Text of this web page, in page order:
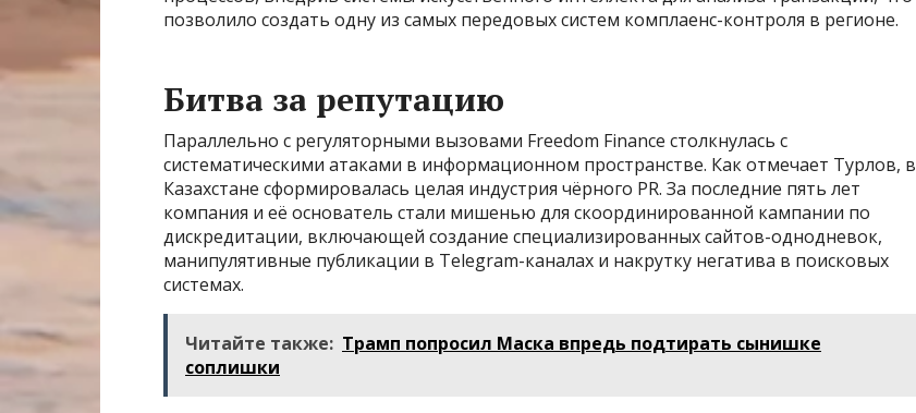
позволило создать одну из самых передовых систем комплаенс-контроля в регионе.
Битва за репутацию
Параллельно с регуляторными вызовами Freedom Finance столкнулась с
систематическими атаками в информационном пространстве. Как отмечает Турлов, в
Казахстане сформировалась целая индустрия чёрного PR. За последние пять лет
компания и её основатель стали мишенью для скоординированной кампании по
дискредитации, включающей создание специализированных сайтов-однодневок,
манипулятивные публикации в Telegram-каналах и накрутку негатива в поисковых
системах.
Читайте также: Трамп попросил Маска впредь подтирать сынишке
соплишки